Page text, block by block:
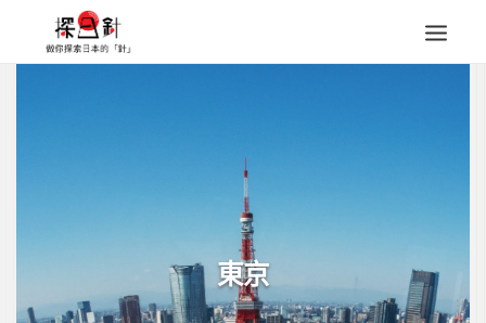
東瀛特集
東京